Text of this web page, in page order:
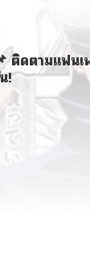
ติดตามแฟนเ
!